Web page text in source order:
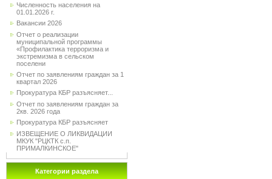
Численность населения на
01.01.2026 г.
Вакансии 2026
Отчет о реализации
муниципальной программы
«Профилактика терроризма и
экстремизма в сельском
поселени
Отчет по заявлениям граждан за 1
квартал 2026
Прокуратура КБР разъясняет...
Отчет по заявлениям граждан за
2кв. 2026 года
Прокуратура КБР разъясняет
ИЗВЕЩЕНИЕ О ЛИКВИДАЦИИ
МКУК "РЦКТК с.п.
ПРИМАЛКИНСКОЕ"
Категории раздела